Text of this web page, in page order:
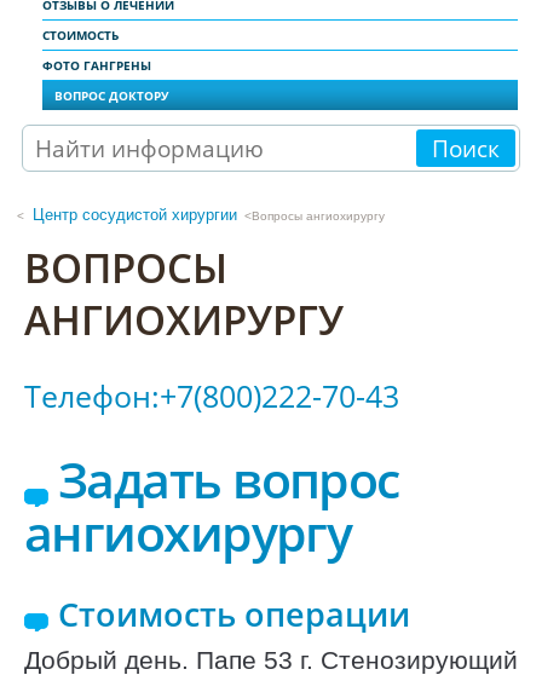
ОТЗЫВЫ О ЛЕЧЕНИИ
СТОИМОСТЬ
ФОТО ГАНГРЕНЫ
ВОПРОС ДОКТОРУ
Поиск
Центр сосудистой хирургии <Вопросы ангиохирургу
ВОПРОСЫ
АНГИОХИРУРГУ
Телефон:+7(800)222-70-43
Задать вопрос
ангиохирургу
Стоимость операции
Добрый день. Папе 53 г. Стенозирующий